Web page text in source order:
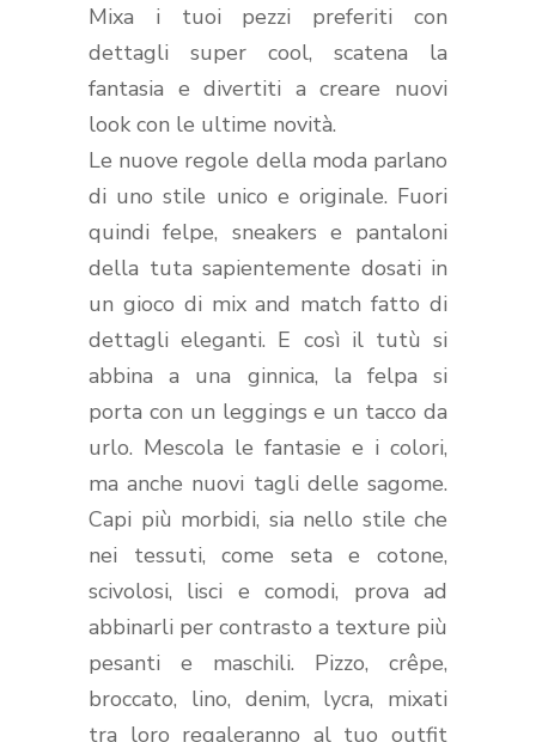
Mixa i tuoi pezzi preferiti con
dettagli super cool, scatena la
fantasia e divertiti a creare nuovi
look con le ultime novità.
Le nuove regole della moda parlano
di uno stile unico e originale. Fuori
quindi felpe, sneakers e pantaloni
della tuta sapientemente dosati in
un gioco di mix and match fatto di
dettagli eleganti. E così il tutù si
abbina a una ginnica, la felpa si
porta con un leggings e un tacco da
urlo. Mescola le fantasie e i colori,
ma anche nuovi tagli delle sagome.
Capi più morbidi, sia nello stile che
nei tessuti, come seta e cotone,
scivolosi, lisci e comodi, prova ad
abbinarli per contrasto a texture più
pesanti e maschili. Pizzo, crêpe,
broccato, lino, denim, lycra, mixati
tra loro regaleranno al tuo outfit